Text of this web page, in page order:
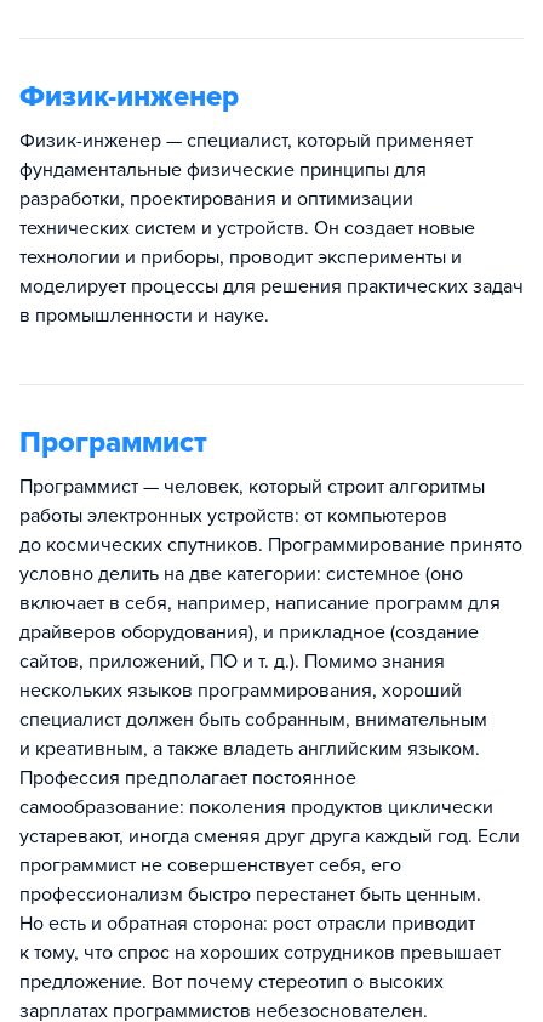
Физик-инженер
Физик-инженер — специалист, который применяет
фундаментальные физические принципы для
разработки, проектирования и оптимизации
технических систем и устройств. Он создает новые
технологии и приборы, проводит эксперименты и
моделирует процессы для решения практических задач
в промышленности и науке.
Программист
Программист — человек, который строит алгоритмы
работы электронных устройств: от компьютеров
до космических спутников. Программирование принято
условно делить на две категории: системное (оно
включает в себя, например, написание программ для
драйверов оборудования), и прикладное (создание
сайтов, приложений, ПО и т. д.). Помимо знания
нескольких языков программирования, хороший
специалист должен быть собранным, внимательным
и креативным, а также владеть английским языком.
Профессия предполагает постоянное
самообразование: поколения продуктов циклически
устаревают, иногда сменяя друг друга каждый год. Если
программист не совершенствует себя, его
профессионализм быстро перестанет быть ценным.
Но есть и обратная сторона: рост отрасли приводит
к тому, что спрос на хороших сотрудников превышает
предложение. Вот почему стереотип о высоких
зарплатах программистов небезоснователен.